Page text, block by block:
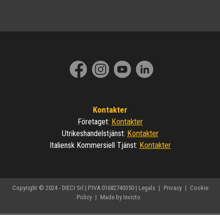
Kontakter
Företaget: Kontakter
Utrikeshandelstjänst: Kontakter
Italiensk Kommersiell Tjänst: Kontakter
Copyright © 2024 - DIECI Srl | P.IVA 01682740350 | Legals | Privacy | Cookie
Policy | Made by Invicto